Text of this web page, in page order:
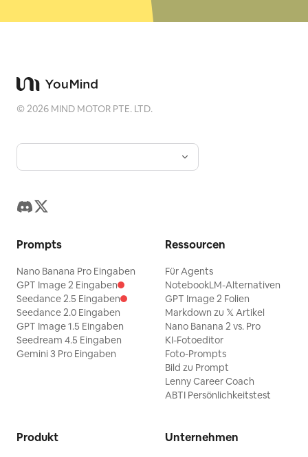
©2026 MIND MOTOR PTE. LTD.
Prompts
Nano Banana Pro Eingaben
GPT Image 2 Eingaben
Seedance 2.5 Eingaben
Seedance 2.0 Eingaben
GPT Image 1.5 Eingaben
Seedream 4.5 Eingaben
Gemini 3 Pro Eingaben
Ressourcen
Für Agents
NotebookLM-Alternativen
GPT Image 2 Folien
Markdown zu 𝕏 Artikel
Nano Banana 2 vs. Pro
KI-Fotoeditor
Foto-Prompts
Bild zu Prompt
Lenny Career Coach
ABTI Persönlichkeitstest
Produkt Unternehmen